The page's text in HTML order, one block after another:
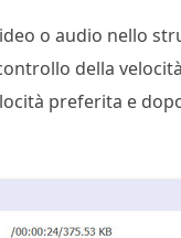
o audio nello
della
preferita e